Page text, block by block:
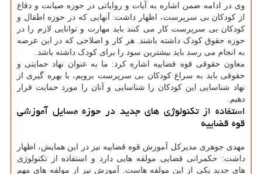
وی در ادامه ضمن اشاره به آیات و روایاتی در حوزه صیانت و دفاع
از کودکان بی سرپرست، اظهار داشت: آنهایی که در حوزه اطفال و
کودکان بی سرپرست کار می کنند باید مهارت و توانایی لازم را در
حوزه حقوق کودک داشته باشند. هر کار و اصلاحی که در این عرصه
به انجام می رسد باید بیشترین سود را برای کودک داشته باشد.
معاون حقوقی قوه قضاییه اشاره کرد: ما به عنوان نهاد حمایتی و
حقوقی باید به سراغ کودکان بی سرپرست برویم، با بهره گیری از
نهاد شناسایی این کودکان را شناسایی و آنان را مورد حمایت قرار
دهیم.
استفاده از تکنولوژی های جدید در حوزه مسایل آموزشی
قوه قضاییه
مهدی جوهری مدیرکل آموزش قوه قضاییه نیز در این همایش، اظهار
داشت: حکمرانی قضایی مولفه هایی دارد و استفاده از تکنولوژی
های جدید یکی از این مولفه هاست. آموزش نیز از مولفه های مهم